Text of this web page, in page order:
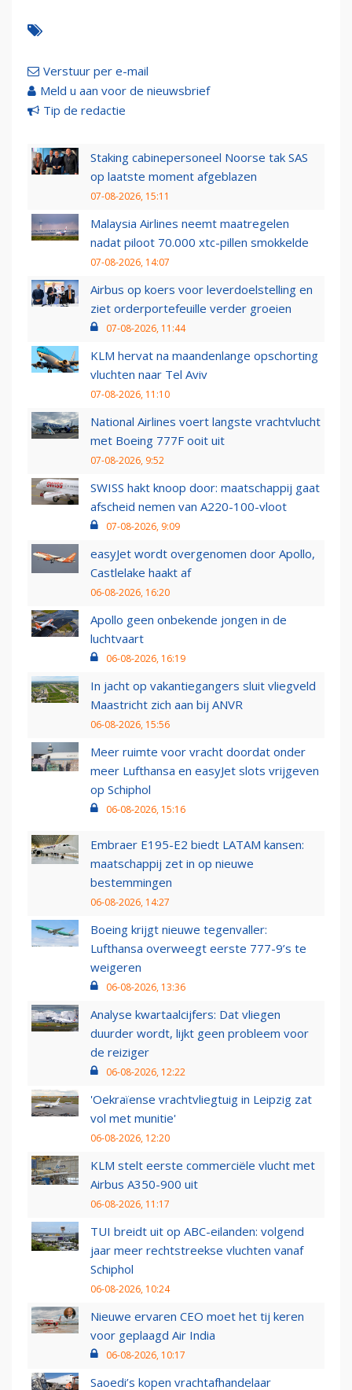
Verstuur per e-mail
Meld u aan voor de nieuwsbrief
Tip de redactie
Staking cabinepersoneel Noorse tak SAS
op laatste moment afgeblazen
07-08-2026, 15:11
Malaysia Airlines neemt maatregelen
nadat piloot 70.000 xtc-pillen smokkelde
07-08-2026, 14:07
Airbus op koers voor leverdoelstelling en
ziet orderportefeuille verder groeien
07-08-2026, 11:44
KLM hervat na maandenlange opschorting
vluchten naar Tel Aviv
07-08-2026, 11:10
National Airlines voert langste vrachtvlucht
met Boeing 777F ooit uit
07-08-2026, 9:52
SWISS hakt knoop door: maatschappij gaat
afscheid nemen van A220-100-vloot
07-08-2026, 9:09
easyJet wordt overgenomen door Apollo,
Castlelake haakt af
06-08-2026, 16:20
Apollo geen onbekende jongen in de
luchtvaart
06-08-2026, 16:19
In jacht op vakantiegangers sluit vliegveld
Maastricht zich aan bij ANVR
06-08-2026, 15:56
Meer ruimte voor vracht doordat onder
meer Lufthansa en easyJet slots vrijgeven
op Schiphol
06-08-2026, 15:16
Embraer E195-E2 biedt LATAM kansen:
maatschappij zet in op nieuwe
bestemmingen
06-08-2026, 14:27
Boeing krijgt nieuwe tegenvaller:
Lufthansa overweegt eerste 777-9’s te
weigeren
06-08-2026, 13:36
Analyse kwartaalcijfers: Dat vliegen
duurder wordt, lijkt geen probleem voor
de reiziger
06-08-2026, 12:22
'Oekraïense vrachtvliegtuig in Leipzig zat
vol met munitie'
06-08-2026, 12:20
KLM stelt eerste commerciële vlucht met
Airbus A350-900 uit
06-08-2026, 11:17
TUI breidt uit op ABC-eilanden: volgend
jaar meer rechtstreekse vluchten vanaf
Schiphol
06-08-2026, 10:24
Nieuwe ervaren CEO moet het tij keren
voor geplaagd Air India
06-08-2026, 10:17
Saoedi’s kopen vrachtafhandelaar